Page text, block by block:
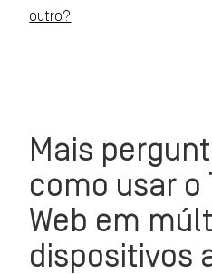
outro?
Mais
como usar o
Web em
dispositivos